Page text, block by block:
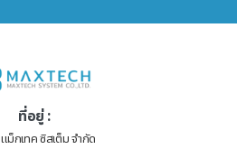
ที่อยู่ :
ม็กเทค ซิสเต็ม จำกัด